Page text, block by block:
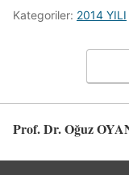
Kategoriler: 2014 YILI
Prof. Dr. Oğuz